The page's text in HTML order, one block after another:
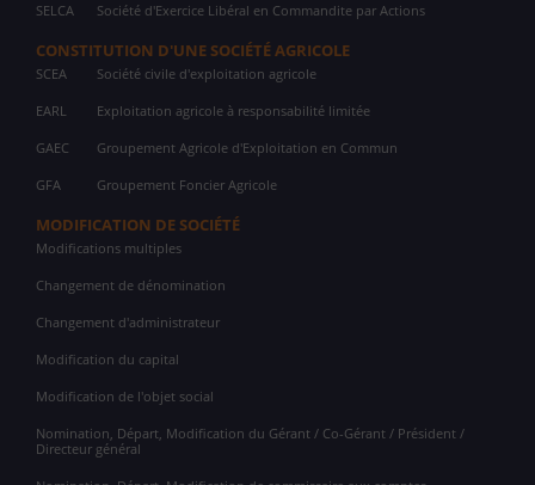
SELCA Société d'Exercice Libéral en Commandite par Actions
CONSTITUTION D'UNE SOCIÉTÉ AGRICOLE
SCEA Société civile d'exploitation agricole
EARL Exploitation agricole à responsabilité limitée
GAEC Groupement Agricole d'Exploitation en Commun
GFA Groupement Foncier Agricole
MODIFICATION DE SOCIÉTÉ
Modifications multiples
Changement de dénomination
Changement d'administrateur
Modification du capital
Modification de l'objet social
Nomination, Départ, Modification du Gérant / Co-Gérant / Président /
Directeur général